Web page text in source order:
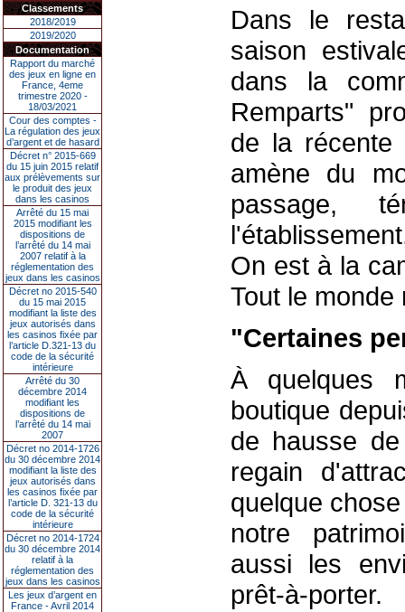
Classements
2018/2019
2019/2020
Documentation
Rapport du marché
des jeux en ligne en
France, 4eme
trimestre 2020 -
18/03/2021
Cour des comptes -
La régulation des jeux
d’argent et de hasard
Décret n° 2015-669
du 15 juin 2015 relatif
aux prélèvements sur
le produit des jeux
dans les casinos
Arrêté du 15 mai
2015 modifiant les
dispositions de
l’arrêté du 14 mai
2007 relatif à la
réglementation des
jeux dans les casinos
Décret no 2015-540
du 15 mai 2015
modifiant la liste des
jeux autorisés dans
les casinos fixée par
l’article D.321-13 du
code de la sécurité
intérieure
Arrêté du 30
décembre 2014
modifiant les
dispositions de
l’arrêté du 14 mai
2007
Décret no 2014-1726
du 30 décembre 2014
modifiant la liste des
jeux autorisés dans
les casinos fixée par
l’article D. 321-13 du
code de la sécurité
intérieure
Décret no 2014-1724
du 30 décembre 2014
relatif à la
réglementation des
jeux dans les casinos
Les jeux d’argent en
France - Avril 2014
Dans le
saison
dans la
Remparts"
de la récente
amène du
passage,
On est à la
Tout le monde
"Certaines
À quelques
boutique
de hausse
regain
quelque
notre
aussi les
prêt-à-porter.